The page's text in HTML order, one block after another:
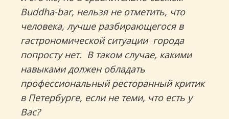
Buddha-bar, нельзя не отметить, что
человека, лучше разбирающегося в
гастрономической ситуации города
попросту нет. В таком случае, какими
навыками должен обладать
профессиональный ресторанный критик
в Петербурге, если не теми, что есть у
Вас?